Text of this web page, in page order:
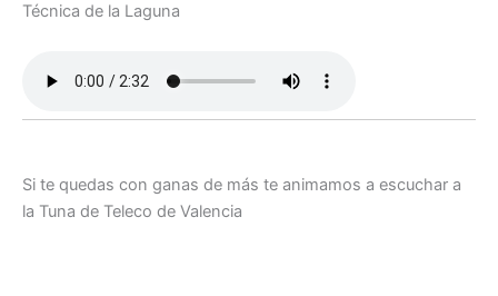
Técnica de la Laguna
Si te quedas con ganas de más te animamos a escuchar a
la Tuna de Teleco de Valencia